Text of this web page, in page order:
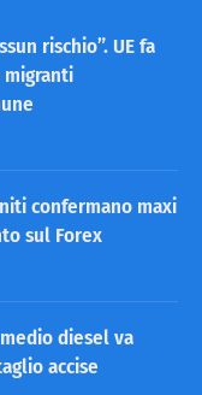
rischio”. UE fa
confermano maxi
sul Forex
diesel va
accise